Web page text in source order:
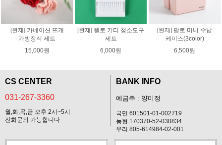
[완제] 카네이션 뜨개
가방장식 세트
15,000원
[완제] 헬로 키티 청소도구
세트
6,000원
[완제] 팔로 미니 수납
케이스(3color)
6,500원
CS CENTER
031-267-3360
월,화,목,금 오후 2시~5시
전화문의 가능합니다
BANK INFO
예금주 : 양미정
국민 601501-01-002719
농협 170370-52-030834
우리 805-614984-02-001